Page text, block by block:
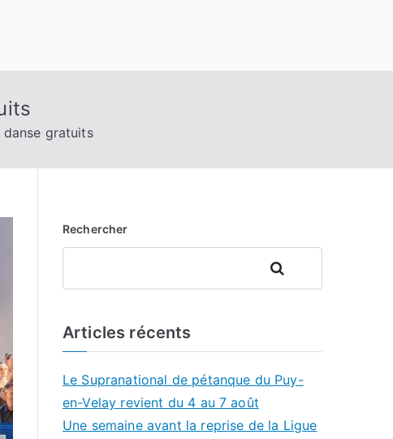
gratuits
Rechercher
Rechercher
Articles récents
Le Supranational de pétanque du Puy-
en-Velay revient du 4 au 7 août
Une semaine avant la reprise de la Ligue